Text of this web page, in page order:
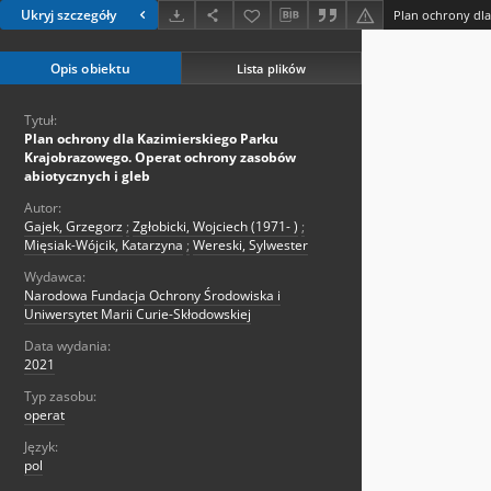
Ukryj szczegóły
Opis obiektu Lista plików
Tytuł:
Plan ochrony dla Kazimierskiego Parku
Krajobrazowego. Operat ochrony zasobów
abiotycznych i gleb
Autor:
Gajek, Grzegorz ; Zgłobicki, Wojciech (1971- ) ;
Mięsiak-Wójcik, Katarzyna ; Wereski, Sylwester
Wydawca:
Narodowa Fundacja Ochrony Środowiska i
Uniwersytet Marii Curie-Skłodowskiej
Data wydania:
2021
Typ zasobu:
operat
Język:
pol